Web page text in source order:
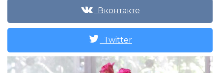
Вконтакте
Twitter